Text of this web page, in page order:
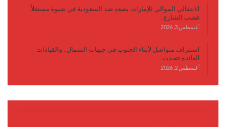
الانتقالي الموالي للإمارات يصعد ضد السعودية في شبوة مستغلاً
غضب الشارع…
أغسطس 3, 2026
استنزاف متواصل لأبناء الجنوب في جبهات الشمال.. والقيادات
العائدة تتحدث…
أغسطس 2, 2026